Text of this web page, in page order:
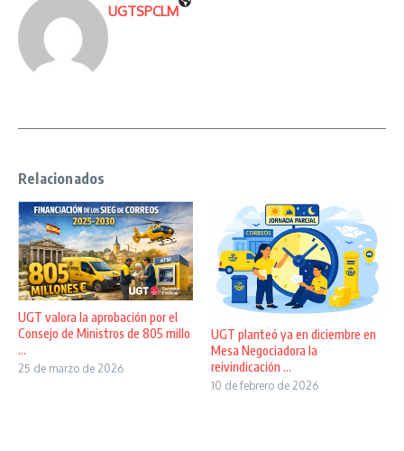
UGTSPCLM
Relacionados
UGT valora la aprobación por el
Consejo de Ministros de 805 millo
...
25 de marzo de 2026
UGT planteó ya en diciembre en
Mesa Negociadora la
reivindicación ...
10 de febrero de 2026